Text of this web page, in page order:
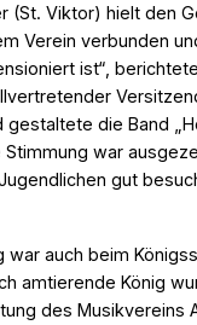
(St. Viktor) hielt den
Verein verbunden
ist“,
gestaltete die Band
Stimmung war
gut
war auch beim
amtierende König
des Musikvereins